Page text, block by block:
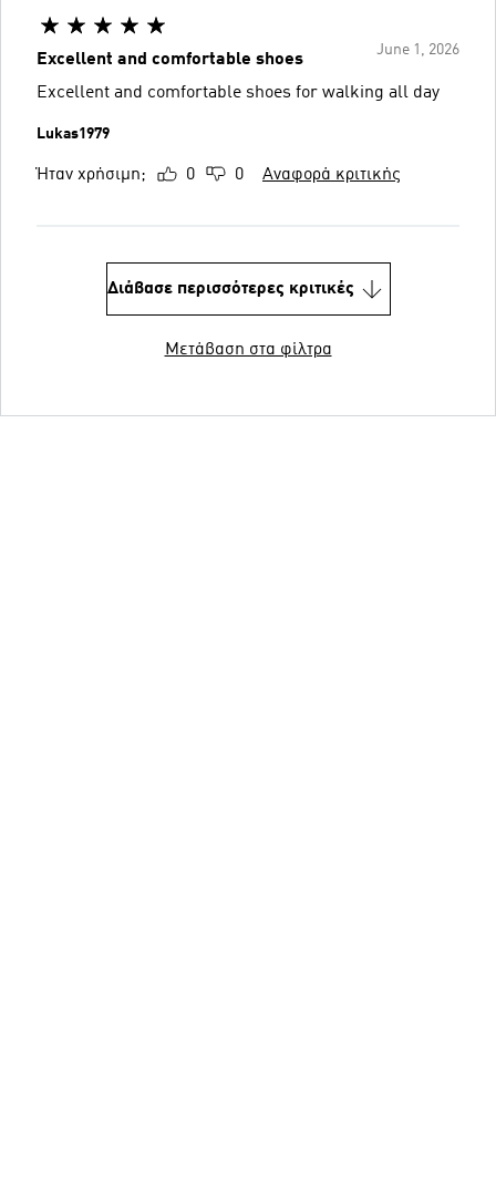
June 1, 2026
Excellent and comfortable shoes
Excellent and comfortable shoes for walking all day
Lukas1979
Ήταν χρήσιμη; 0 0 Αναφορά κριτικής
Διάβασε περισσότερες κριτικές
Μετάβαση στα φίλτρα